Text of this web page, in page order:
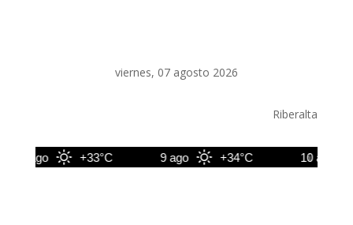
viernes, 07 agosto 2026
Riberalta
+33°C 9 ago +34°C 10 ago